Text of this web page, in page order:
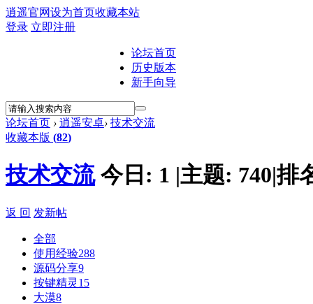
逍遥官网设为首页收藏本站
登录 立即注册
论坛首页
历史版本
新手向导
论坛首页 › 逍遥安卓› 技术交流
收藏本版 (82)
技术交流 今日: 1 |主题: 740|排
返 回 发新帖
全部
使用经验288
源码分享9
按键精灵 15
大漠8